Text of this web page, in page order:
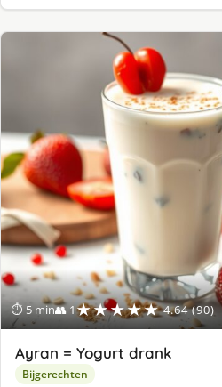
⏱ 5 min👥 1★★★★★ 4.64 (90)
Ayran = Yogurt drank
Bijgerechten